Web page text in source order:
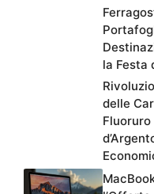
la Festa
delle
Fluoruro